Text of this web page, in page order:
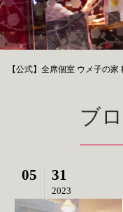
【公式】全席個室 ウメ子の家
ブ
05 31
2023